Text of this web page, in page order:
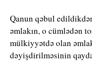
Qanun qəbul
əmlakın, o cümlədən
mülkiyyətdə olan
dəyişdirilməsinin